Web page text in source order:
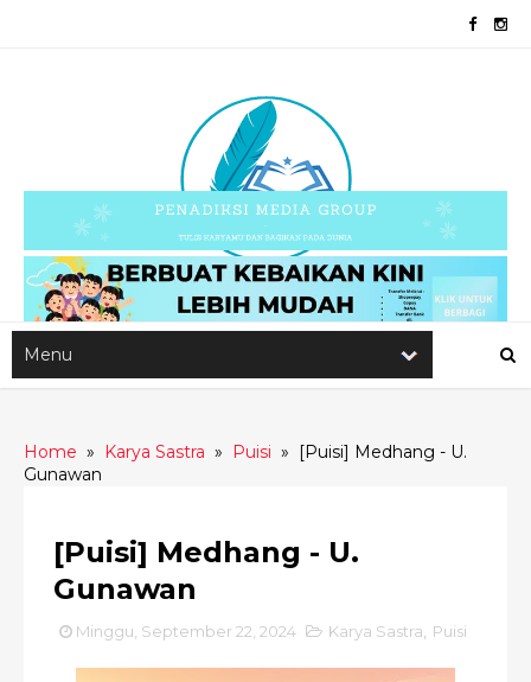
Home » Karya Sastra » Puisi » [Puisi] Medhang - U.
Gunawan
[Puisi] Medhang - U.
Gunawan
Minggu, September 22, 2024 Karya Sastra Puisi